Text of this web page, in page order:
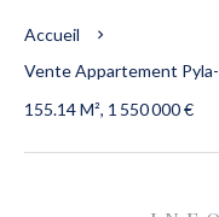
Accueil
Vente Appartement
155.14 M², 1 550 000 €